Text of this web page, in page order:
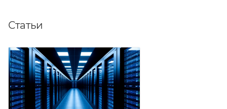
Статьи